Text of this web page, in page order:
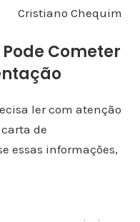
Cristiano Chequim
Pode Cometer
ler com atenção
de
essas informações,